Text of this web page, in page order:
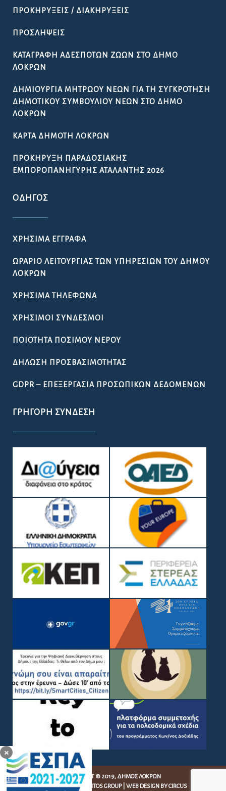
×
ΠΡΟΚΗΡΎΞΕΙΣ / ΔΙΑΚΗΡΎΞΕΙΣ
ΠΡΟΣΛΉΨΕΙΣ
ΚΑΤΑΓΡΑΦΉ ΑΔΈΣΠΟΤΩΝ ΖΏΩΝ ΣΤΟ ΔΉΜΟ
ΛΟΚΡΏΝ
ΔΗΜΙΟΥΡΓΊΑ ΜΗΤΡΏΟΥ ΝΈΩΝ ΓΙΑ ΤΗ ΣΥΓΚΡΌΤΗΣΗ
ΔΗΜΟΤΙΚΟΎ ΣΥΜΒΟΥΛΊΟΥ ΝΈΩΝ ΣΤΟ ΔΉΜΟ
ΛΟΚΡΏΝ
ΚΆΡΤΑ ΔΗΜΌΤΗ ΛΟΚΡΏΝ
ΠΡΟΚΉΡΥΞΗ ΠΑΡΑΔΟΣΙΑΚΉΣ
ΕΜΠΟΡΟΠΑΝΉΓΥΡΗΣ ΑΤΑΛΆΝΤΗΣ 2026
ΟΔΗΓΌΣ
ΧΡΉΣΙΜΑ ΈΓΓΡΑΦΑ
ΩΡΆΡΙΟ ΛΕΙΤΟΥΡΓΊΑΣ ΤΩΝ ΥΠΗΡΕΣΙΏΝ ΤΟΥ ΔΉΜΟΥ
ΛΟΚΡΏΝ
ΧΡΉΣΙΜΑ ΤΗΛΈΦΩΝΑ
ΧΡΉΣΙΜΟΙ ΣΎΝΔΕΣΜΟΙ
ΠΟΙΌΤΗΤΑ ΠΌΣΙΜΟΥ ΝΕΡΟΎ
ΔΉΛΩΣΗ ΠΡΟΣΒΑΣΙΜΌΤΗΤΑΣ
GDPR – ΕΠΕΞΕΡΓΑΣΙΑ ΠΡΟΣΩΠΙΚΩΝ ΔΕΔΟΜΕΝΩΝ
ΓΡΉΓΟΡΗ ΣΎΝΔΕΣΗ
COPYRIGHT © 2019, ΔΉΜΟΣ ΛΟΚΡΏΝ
WEB DEVELOPMENT BY
EGRITOS GROUP| WEB DESIGN BY CIRCUS